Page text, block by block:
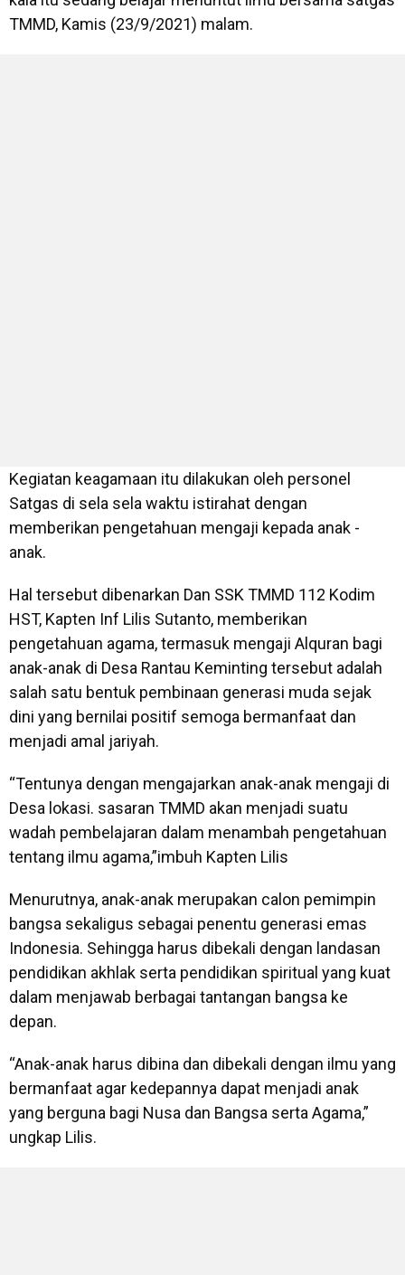
TMMD, Kamis (23/9/2021) malam.
Kegiatan keagamaan itu dilakukan oleh personel
Satgas di sela sela waktu istirahat dengan
memberikan pengetahuan mengaji kepada anak -
anak.
Hal tersebut dibenarkan Dan SSK TMMD 112 Kodim
HST, Kapten Inf Lilis Sutanto, memberikan
pengetahuan agama, termasuk mengaji Alquran bagi
anak-anak di Desa Rantau Keminting tersebut adalah
salah satu bentuk pembinaan generasi muda sejak
dini yang bernilai positif semoga bermanfaat dan
menjadi amal jariyah.
“Tentunya dengan mengajarkan anak-anak mengaji di
Desa lokasi. sasaran TMMD akan menjadi suatu
wadah pembelajaran dalam menambah pengetahuan
tentang ilmu agama,”imbuh Kapten Lilis
Menurutnya, anak-anak merupakan calon pemimpin
bangsa sekaligus sebagai penentu generasi emas
Indonesia. Sehingga harus dibekali dengan landasan
pendidikan akhlak serta pendidikan spiritual yang kuat
dalam menjawab berbagai tantangan bangsa ke
depan.
“Anak-anak harus dibina dan dibekali dengan ilmu yang
bermanfaat agar kedepannya dapat menjadi anak
yang berguna bagi Nusa dan Bangsa serta Agama,”
ungkap Lilis.